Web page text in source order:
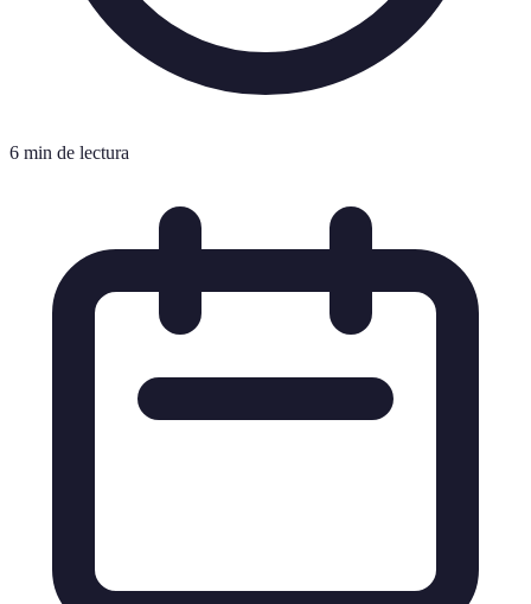
6 min de lectura